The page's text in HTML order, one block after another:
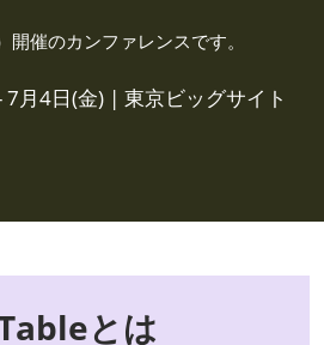
催のカンファレンスです。
月4日(金) | 東京ビッグサイト
とは